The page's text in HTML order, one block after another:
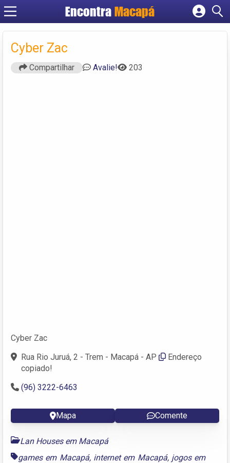
EncontraMacapá
Cadastrar empresa
Cyber Zac
Compartilhar Avalie! 203
Cyber Zac
Rua Rio Juruá, 2 - Trem - Macapá - AP
Endereço
copiado!
(96) 3222-6463
Mapa Comente
Lan Houses em Macapá
games em Macapá, internet em Macapá, jogos em